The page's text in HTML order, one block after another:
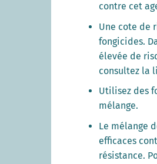
contre cet
Une cote de
fongicides.
élevée de
consultez la
Utilisez des
mélange.
Le mélange
efficaces
résistance.